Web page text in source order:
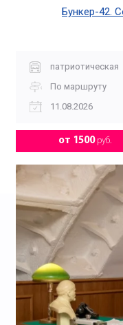
Бункер-42.
патриотическая
По маршруту
11.08.2026
от 1500руб.